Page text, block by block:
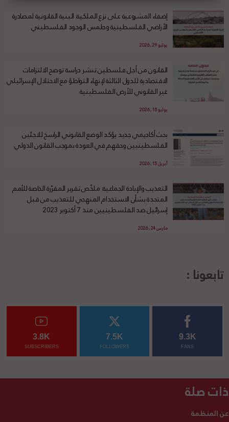
إضفاء المشروعية على نزع الملكية: البنية القانونية لمصادرة
الأراضي الفلسطينية وطمس الوجود الفلسطيني
يوليو 29, 2026
القانون من أجل فلسطين تنشر دراسة توضح الالتزامات
الاقتصادية للدول الثالثة لإنهاء التواطؤ مع الاحتلال الإسرائيلي
غير القانوني للأرض الفلسطينية
يوليو 18, 2026
بحث أكاديمي جديد يؤكد الوضع القانوني الراسخ للاجئين
الفلسطينيين وحقهم في العودة بموجب القانون الدولي
أبريل 15, 2026
التعذيب والإبادة الجماعية: ملخّص تقرير المقرّرة الخاصة للأمم
المتحدة بشأن الاستخدام المنهجي للتعذيب من قبل
إسرائيل ضد الفلسطينيين منذ 7 أكتوبر 2023
مارس 24, 2026
تابعونا :
9.3K
FANS
7.5K
FOLLOWERS
3.8K
SUBSCRIBERS
ذات صلة
عن المنظمة